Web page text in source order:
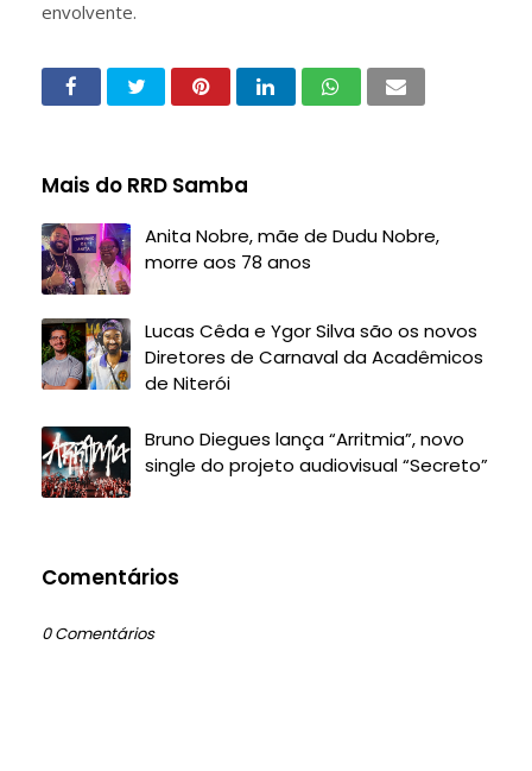
envolvente.
Mais do RRD Samba
Anita Nobre, mãe de Dudu Nobre,
morre aos 78 anos
Lucas Cêda e Ygor Silva são os novos
Diretores de Carnaval da Acadêmicos
de Niterói
Bruno Diegues lança “Arritmia”, novo
single do projeto audiovisual “Secreto”
Comentários
0 Comentários